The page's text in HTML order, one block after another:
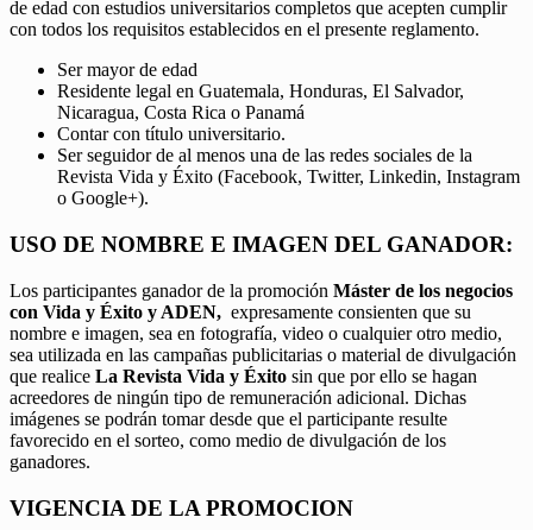
de edad con estudios universitarios completos que acepten cumplir
con todos los requisitos establecidos en el presente reglamento.
Ser mayor de edad
Residente legal en Guatemala, Honduras, El Salvador,
Nicaragua, Costa Rica o Panamá
Contar con título universitario.
Ser seguidor de al menos una de las redes sociales de la
Revista Vida y Éxito (Facebook, Twitter, Linkedin, Instagram
o Google+).
USO DE NOMBRE E IMAGEN DEL GANADOR:
Los participantes ganador de la promoción Máster de los negocios
con Vida y Éxito y ADEN, expresamente consienten que su
nombre e imagen, sea en fotografía, video o cualquier otro medio,
sea utilizada en las campañas publicitarias o material de divulgación
que realice La Revista Vida y Éxito sin que por ello se hagan
acreedores de ningún tipo de remuneración adicional. Dichas
imágenes se podrán tomar desde que el participante resulte
favorecido en el sorteo, como medio de divulgación de los
ganadores.
VIGENCIA DE LA PROMOCION